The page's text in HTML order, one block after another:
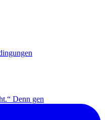
Denn gen